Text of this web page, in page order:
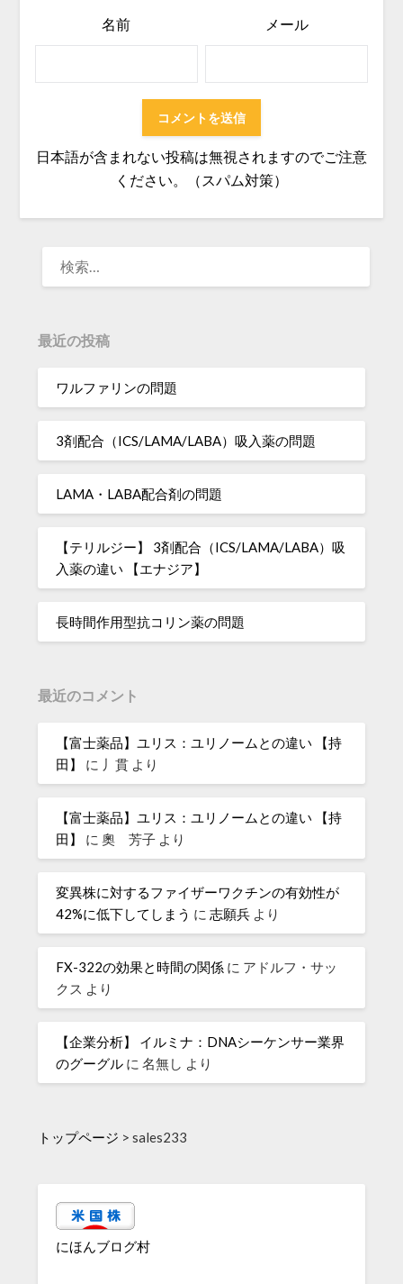
名前 メール
日本語が含まれない投稿は無視されますのでご注意
ください。（スパム対策）
最近の投稿
ワルファリンの問題
3剤配合（ICS/LAMA/LABA）吸入薬の問題
LAMA・LABA配合剤の問題
【テリルジー】 3剤配合（ICS/LAMA/LABA）吸
入薬の違い 【エナジア】
長時間作用型抗コリン薬の問題
最近のコメント
【富士薬品】ユリス：ユリノームとの違い 【持
田】
に 丿貫 より
【富士薬品】ユリス：ユリノームとの違い 【持
田】
に奧 芳子 より
変異株に対するファイザーワクチンの有効性が
42%に低下してしまう に志願兵 より
FX-322の効果と時間の関係 に アドルフ・サッ
クス より
【企業分析】 イルミナ：DNAシーケンサー業界
のグーグル に名無し より
トップページ >sales233
にほんブログ村